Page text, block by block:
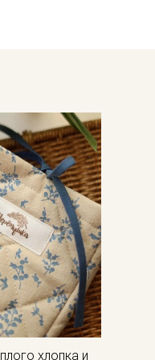
- сушить в
Цветопередача
в зависимости от
хлопка и